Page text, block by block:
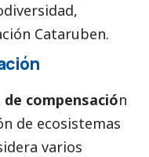
Cataruben.
compensación
de ecosistemas
varios